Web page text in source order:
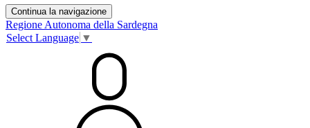
Continua la navigazione
Regione Autonoma della Sardegna
Select Language ▼